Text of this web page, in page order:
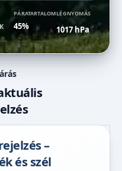
K
PÁRATARTALOM
45%
LÉGNYOMÁS
1017 hPa
–
és szél